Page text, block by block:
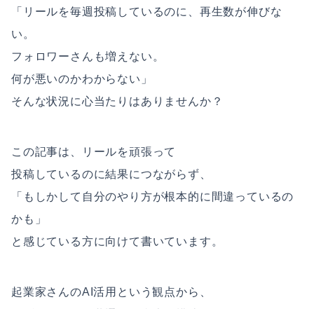
「リールを毎週投稿しているのに、再生数が伸びな
い。
フォロワーさんも増えない。
何が悪いのかわからない」
そんな状況に心当たりはありませんか？
この記事は、リールを頑張って
投稿しているのに結果につながらず、
「もしかして自分のやり方が根本的に間違っているの
かも」
と感じている方に向けて書いています。
起業家さんのAI活用という観点から、